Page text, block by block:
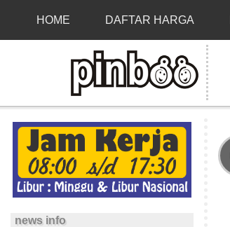
HOME DAFTAR HARGA
news info